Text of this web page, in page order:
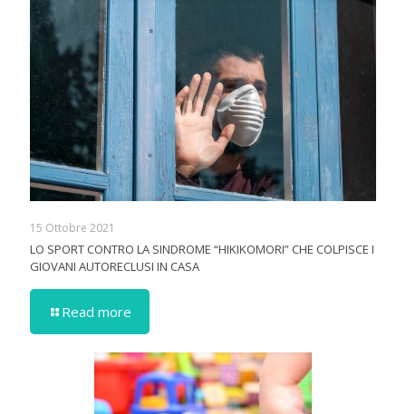
15 Ottobre 2021
LO SPORT CONTRO LA SINDROME “HIKIKOMORI” CHE COLPISCE I
GIOVANI AUTORECLUSI IN CASA
Read more